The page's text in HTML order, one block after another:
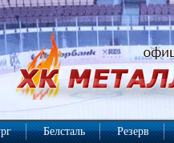
Белсталь Резерв